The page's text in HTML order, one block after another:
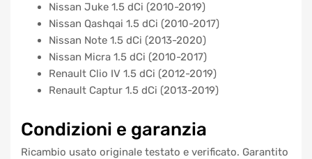
Nissan Juke 1.5 dCi (2010-2019)
Nissan Qashqai 1.5 dCi (2010-2017)
Nissan Note 1.5 dCi (2013-2020)
Nissan Micra 1.5 dCi (2010-2017)
Renault Clio IV 1.5 dCi (2012-2019)
Renault Captur 1.5 dCi (2013-2019)
Condizioni e garanzia
Ricambio usato originale testato e verificato. Garantito